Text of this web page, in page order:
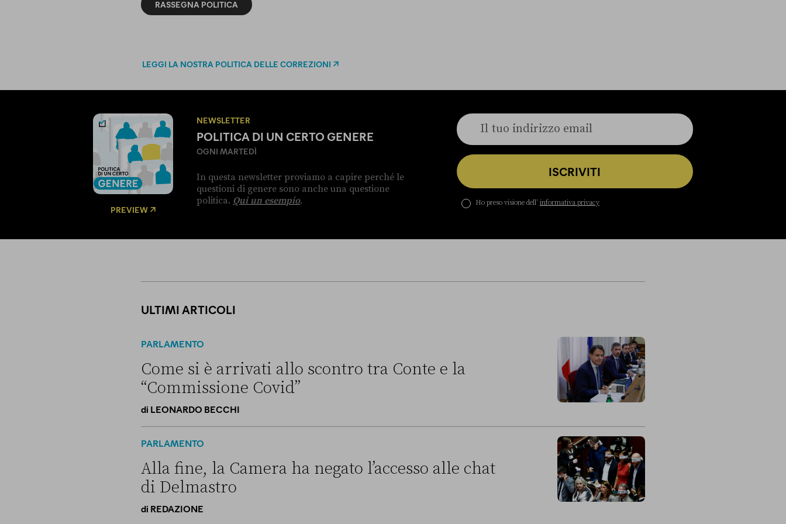
RASSEGNA POLITICA
LEGGI LA NOSTRA POLITICA DELLE CORREZIONI
PREVIEW
NEWSLETTER
POLITICA DI UN CERTO GENERE
OGNI MARTEDÌ
In questa newsletter proviamo a capire perché le
questioni di genere sono anche una questione
politica. Qui un esempio.
ISCRIVITI
Ho preso visione dell’ informativa privacy
ULTIMI ARTICOLI
PARLAMENTO
Come si è arrivati allo scontro tra Conte e la
“Commissione Covid”
di LEONARDO BECCHI
PARLAMENTO
Alla fine, la Camera ha negato l’accesso alle chat
di Delmastro
di REDAZIONE